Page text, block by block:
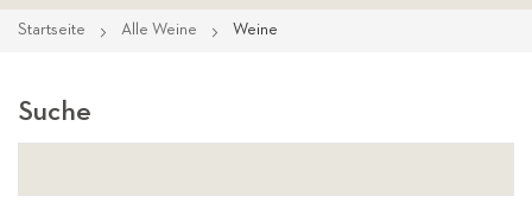
Zum
Startseite Alle Weine Weine
Suche